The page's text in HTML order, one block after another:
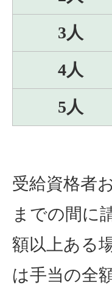
3人
4人
5人
受給資格者
までの間に
額以上ある
は手当の全